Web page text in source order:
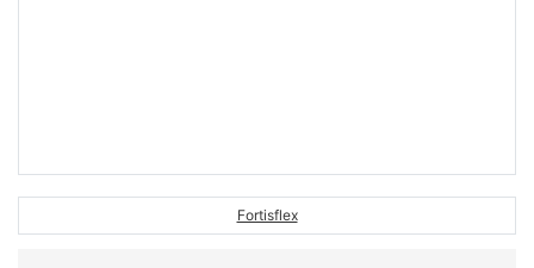
Fortisflex